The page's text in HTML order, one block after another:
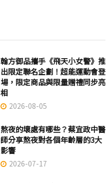
翰方御品攜手《飛天小女警》推
出限定聯名企劃！超能運動會登
場，限定商品與限量贈禮同步亮
相
2026-08-05
熬夜的壞處有哪些？蔡宜政中醫
師分享熬夜對各個年齡層的3大
影響
2026-07-17